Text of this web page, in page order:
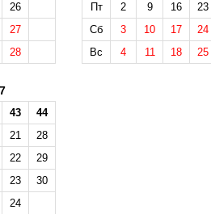
26
27
28
Пт
2 9 16 23
Сб
3 10 17
24
Вс
4 11 18 25
43
44
21
28
22
29
23
30
24